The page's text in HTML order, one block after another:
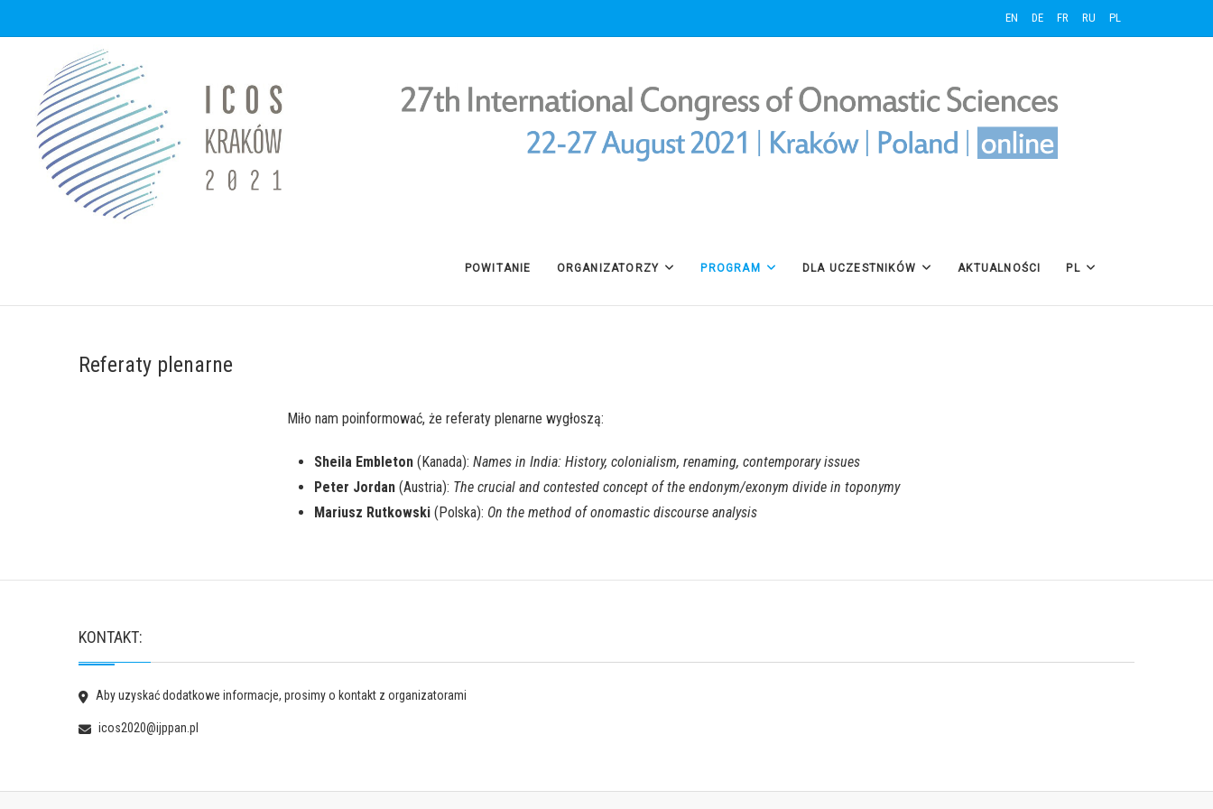
to
EN DE FR RU PL
POWITANIE ORGANIZATORZY PROGRAM DLA UCZESTNIKÓW AKTUALNOŚCI PL
Referaty plenarne
Miło nam poinformować, że referaty plenarne wygłoszą:
Sheila Embleton (Kanada): Names in India: History, colonialism, renaming, contemporary issues
Peter Jordan (Austria): The crucial and contested concept of the endonym/exonym divide in toponymy
Mariusz Rutkowski (Polska): On the method of onomastic discourse analysis
KONTAKT:
Aby uzyskać dodatkowe informacje, prosimy o kontakt z organizatorami
icos2020@ijppan.pl